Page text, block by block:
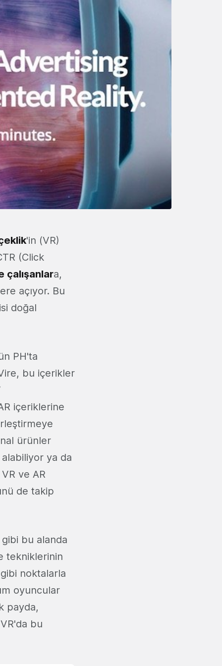
'in (VR)
(Click
çalışanlara,
açıyor. Bu
doğal
PH'ta
bu içerikler
içeriklerine
ürünler
ya da
ve AR
de takip
bu alanda
tekniklerinin
gibi noktalarla
oyuncular
payda,
bu